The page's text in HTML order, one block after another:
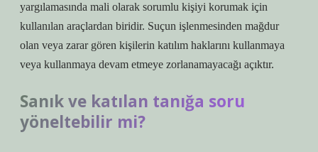
yargılamasında mali olarak sorumlu kişiyi korumak için
kullanılan araçlardan biridir. Suçun işlenmesinden mağdur
olan veya zarar gören kişilerin katılım haklarını kullanmaya
veya kullanmaya devam etmeye zorlanamayacağı açıktır.
Sanık ve katılan tanığa soru
yöneltebilir mi?